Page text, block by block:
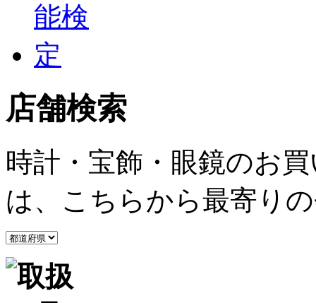
店舗検索
時計・宝飾・眼鏡のお
は、こちらから最寄り